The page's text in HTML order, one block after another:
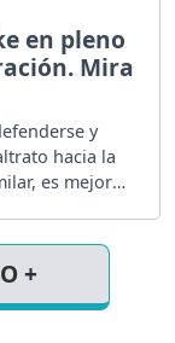
en pleno
Mira
y
hacia la
es mejor
+